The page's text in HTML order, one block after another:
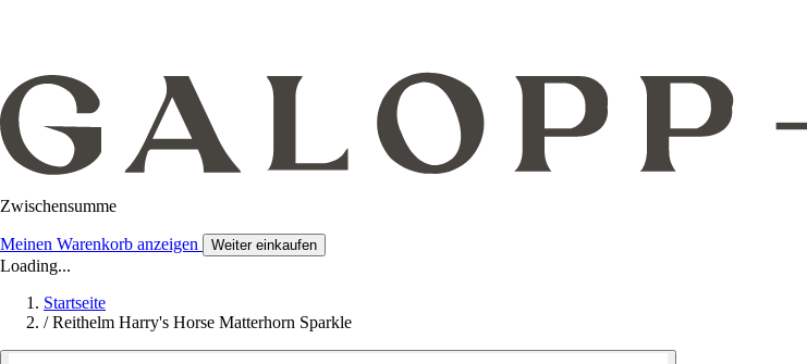
Zwischensumme
Meinen Warenkorb anzeigen Weiter einkaufen
Loading...
Startseite
/ Reithelm Harry's Horse Matterhorn Sparkle